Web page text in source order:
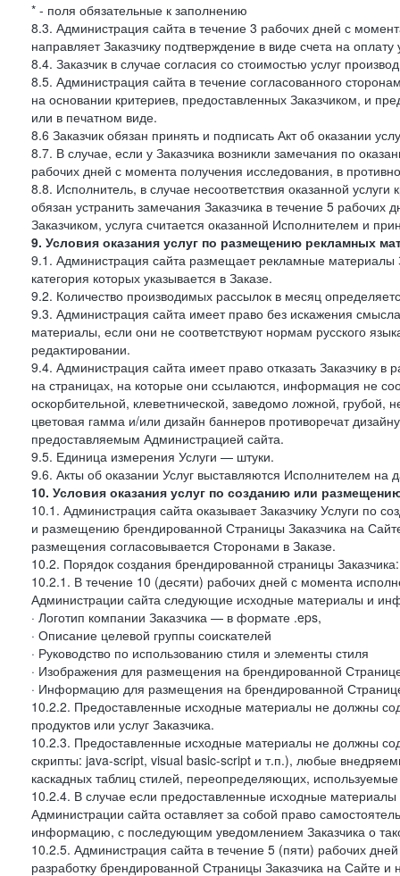
* - поля обязательные к заполнению
8.3. Администрация сайта в течение 3 рабочих дней с
направляет Заказчику подтверждение в виде счета на оплату
8.4. Заказчик в случае согласия со стоимостью услуг
8.5. Администрация сайта в течение согласованного
на основании критериев, предоставленных Заказчиком, и
или в печатном виде.
8.6 Заказчик обязан принять и подписать Акт об оказании
8.7. В случае, если у Заказчика возникли замечания по
рабочих дней с момента получения исследования, в
8.8. Исполнитель, в случае несоответствия оказанной
обязан устранить замечания Заказчика в течение 5 рабочих
Заказчиком, услуга считается оказанной Исполнителем и
9. Условия оказания услуг по размещению рекламных
9.1. Администрация сайта размещает рекламные материалы
категория которых указывается в Заказе.
9.2. Количество производимых рассылок в месяц
9.3. Администрация сайта имеет право без искажения
материалы, если они не соответствуют нормам русского
редактировании.
9.4. Администрация сайта имеет право отказать
на страницах, на которые они ссылаются, информация не
оскорбительной, клеветнической, заведомо ложной,
цветовая гамма и/или дизайн баннеров противоречат
предоставляемым Администрацией сайта.
9.5. Единица измерения Услуги — штуки.
9.6. Акты об оказании Услуг выставляются Исполнителем на
10. Условия оказания услуг по созданию или
10.1. Администрация сайта оказывает Заказчику Услуги по
и размещению брендированной Страницы Заказчика на
размещения согласовывается Сторонами в Заказе.
10.2. Порядок создания брендированной страницы Заказчика:
10.2.1. В течение 10 (десяти) рабочих дней с момента
Администрации сайта следующие исходные материалы и
· Логотип компании Заказчика — в формате .eps,
· Описание целевой группы соискателей
· Руководство по использованию стиля и элементы стиля
· Изображения для размещения на брендированной
· Информацию для размещения на брендированной
10.2.2. Предоставленные исходные материалы не должны
продуктов или услуг Заказчика.
10.2.3. Предоставленные исходные материалы не должны
скрипты: java-script, visual basic-script и т.п.), любые
каскадных таблиц стилей, переопределяющих,
10.2.4. В случае если предоставленные исходные
Администрации сайта оставляет за собой право
информацию, с последующим уведомлением Заказчика о
10.2.5. Администрация сайта в течение 5 (пяти) рабочих
разработку брендированной Страницы Заказчика на Сайте